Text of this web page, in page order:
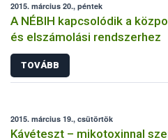
2015. március 20., péntek
A NÉBIH kapcsolódik a
és elszámolási rendszerhez
TOVÁBB
2015. március 19., csütörtök
Kávéteszt – mikotoxinnal